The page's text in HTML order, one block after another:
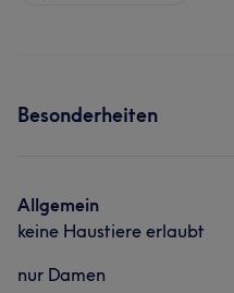
Besonderheiten
Allgemein
keine Haustiere erlaubt
nur Damen